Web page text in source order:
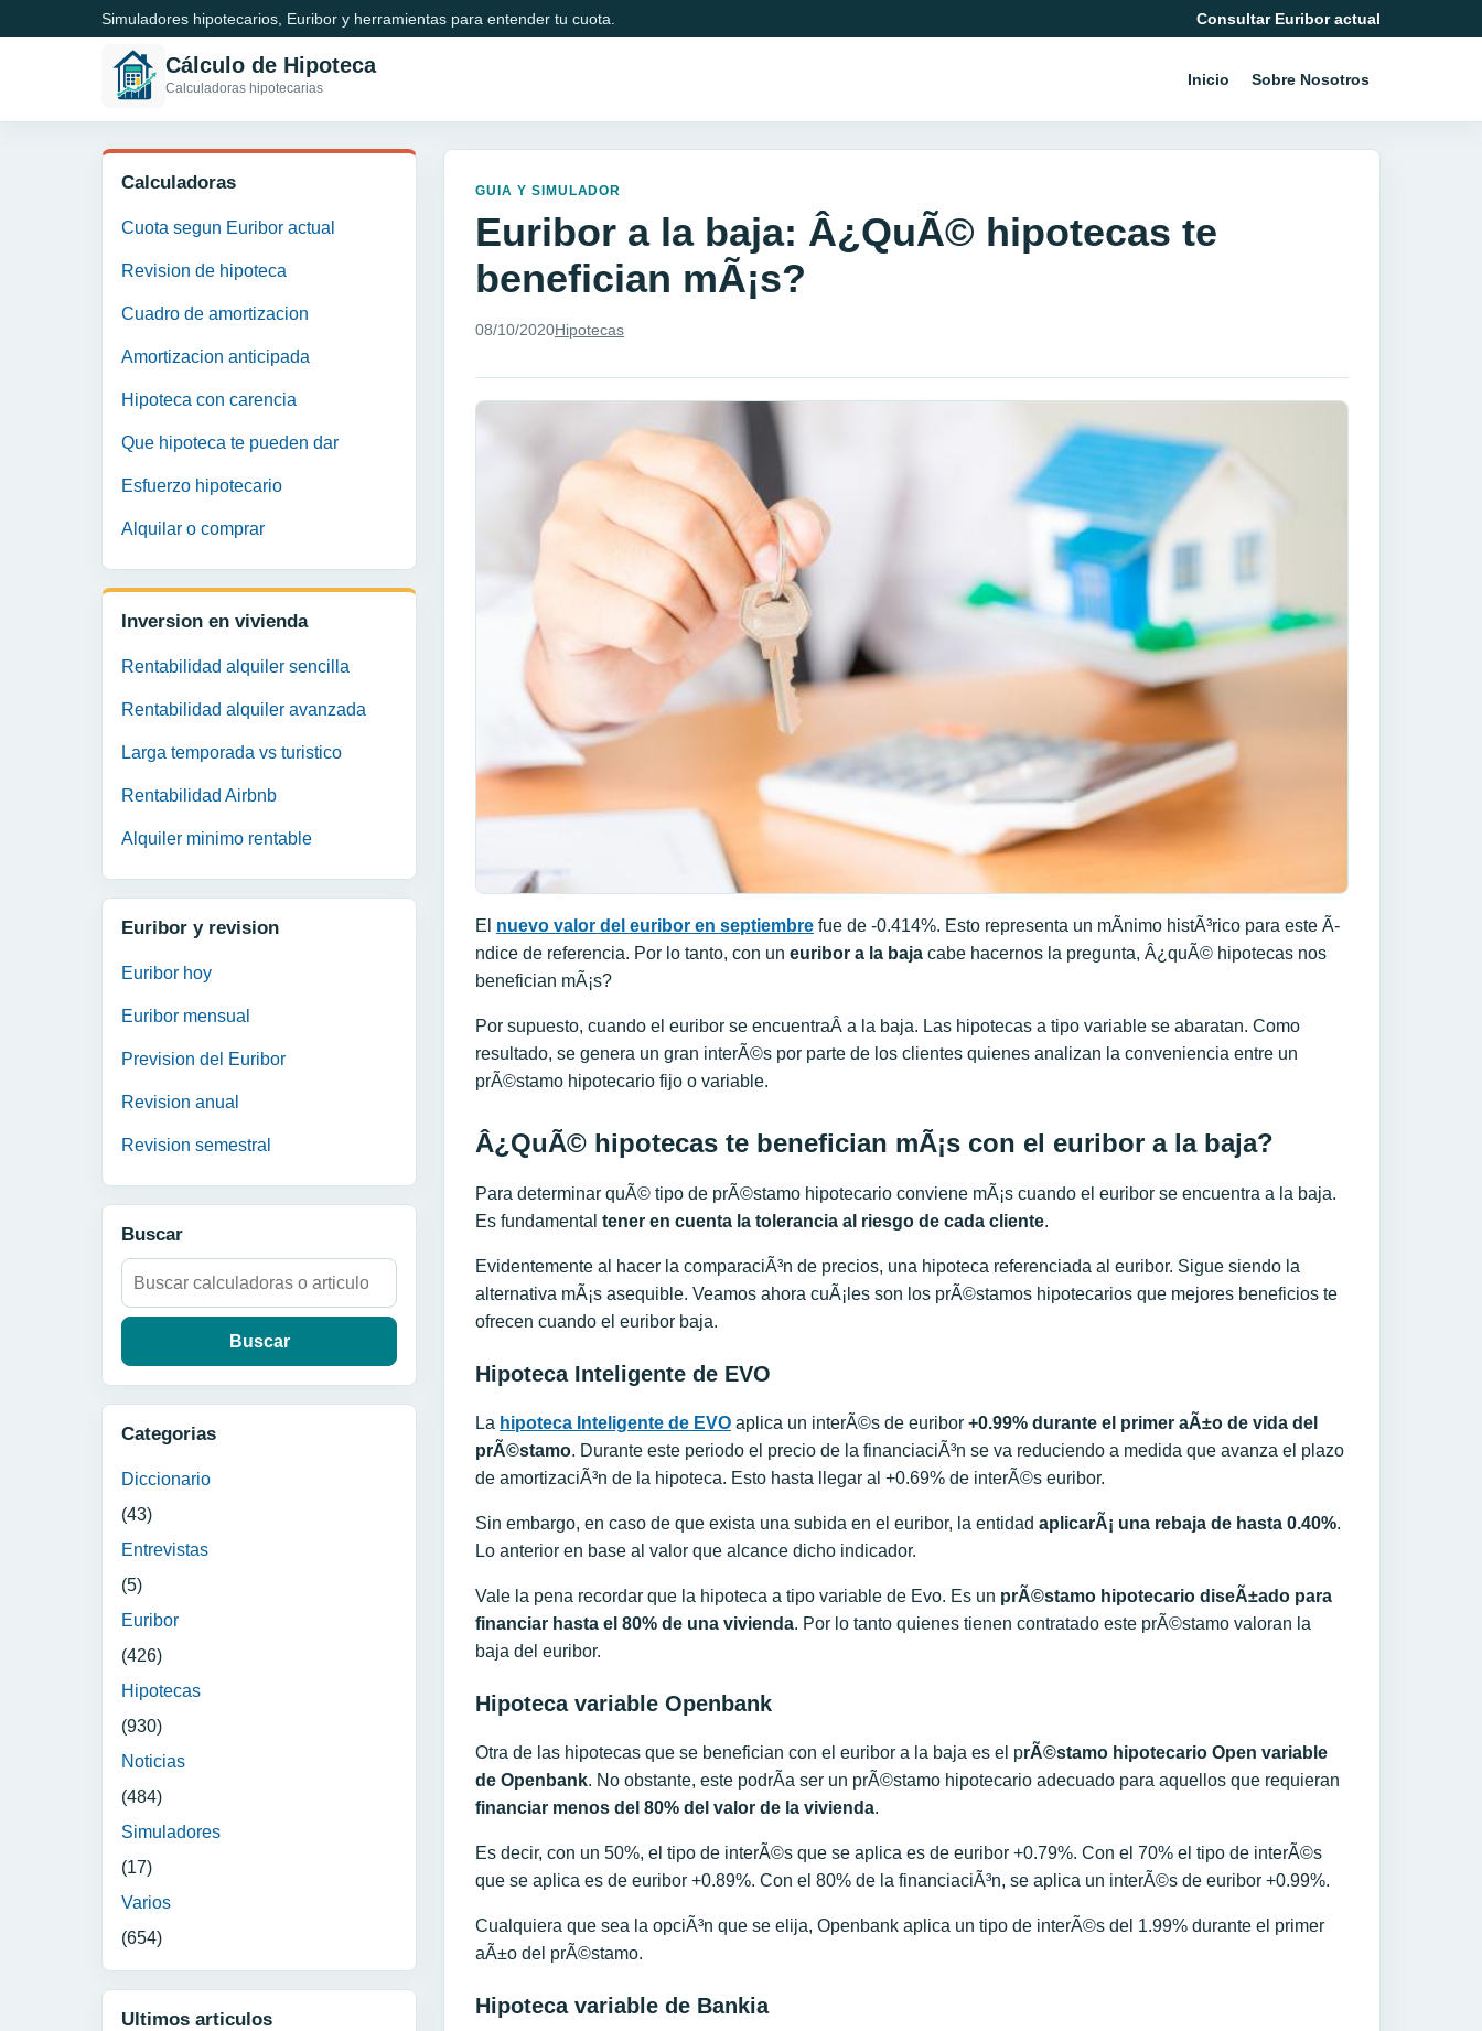
Simuladores hipotecarios, Euribor y herramientas para entender tu cuota. Consultar Euribor actual
Cálculo de Hipoteca
Calculadoras hipotecarias Inicio Sobre Nosotros
Calculadoras
Cuota segun Euribor actual
Revision de hipoteca
Cuadro de amortizacion
Amortizacion anticipada
Hipoteca con carencia
Que hipoteca te pueden dar
Esfuerzo hipotecario
Alquilar o comprar
Inversion en vivienda
Rentabilidad alquiler sencilla
Rentabilidad alquiler avanzada
Larga temporada vs turistico
Rentabilidad Airbnb
Alquiler minimo rentable
Euribor y revision
Euribor hoy
Euribor mensual
Prevision del Euribor
Revision anual
Revision semestral
Buscar
Buscar:
Categorias
Diccionario
(43)
Entrevistas
(5)
Euribor
(426)
Hipotecas
(930)
Noticias
(484)
Simuladores
(17)
Varios
(654)
Ultimos articulos
GUIA Y SIMULADOR
Euribor a la baja: Â¿QuÃ© hipotecas te
benefician mÃ¡s?
08/10/2020Hipotecas
El nuevo valor del euribor en septiembre fue de -0.414%. Esto representa un mÃ­nimo histÃ³rico para este Ã­
ndice de referencia. Por lo tanto, con un euribor a la baja cabe hacernos la pregunta, Â¿quÃ© hipotecas nos
benefician mÃ¡s?
Por supuesto, cuando el euribor se encuentraÂ a la baja. Las hipotecas a tipo variable se abaratan. Como
resultado, se genera un gran interÃ©s por parte de los clientes quienes analizan la conveniencia entre un
prÃ©stamo hipotecario fijo o variable.
Â¿QuÃ© hipotecas te benefician mÃ¡s con el euribor a la baja?
Para determinar quÃ© tipo de prÃ©stamo hipotecario conviene mÃ¡s cuando el euribor se encuentra a la baja.
Es fundamental tener en cuenta la tolerancia al riesgo de cada cliente.
Evidentemente al hacer la comparaciÃ³n de precios, una hipoteca referenciada al euribor. Sigue siendo la
alternativa mÃ¡s asequible. Veamos ahora cuÃ¡les son los prÃ©stamos hipotecarios que mejores beneficios te
ofrecen cuando el euribor baja.
Hipoteca Inteligente de EVO
La hipoteca Inteligente de EVO aplica un interÃ©s de euribor +0.99% durante el primer aÃ±o de vida del
prÃ©stamo. Durante este periodo el precio de la financiaciÃ³n se va reduciendo a medida que avanza el plazo
de amortizaciÃ³n de la hipoteca. Esto hasta llegar al +0.69% de interÃ©s euribor.
Sin embargo, en caso de que exista una subida en el euribor, la entidad aplicarÃ¡ una rebaja de hasta 0.40%.
Lo anterior en base al valor que alcance dicho indicador.
Vale la pena recordar que la hipoteca a tipo variable de Evo. Es un prÃ©stamo hipotecario diseÃ±ado para
financiar hasta el 80% de una vivienda. Por lo tanto quienes tienen contratado este prÃ©stamo valoran la
baja del euribor.
Hipoteca variable Openbank
Otra de las hipotecas que se benefician con el euribor a la baja es el prÃ©stamo hipotecario Open variable
de Openbank. No obstante, este podrÃ­a ser un prÃ©stamo hipotecario adecuado para aquellos que requieran
financiar menos del 80% del valor de la vivienda.
Es decir, con un 50%, el tipo de interÃ©s que se aplica es de euribor +0.79%. Con el 70% el tipo de interÃ©s
que se aplica es de euribor +0.89%. Con el 80% de la financiaciÃ³n, se aplica un interÃ©s de euribor +0.99%.
Cualquiera que sea la opciÃ³n que se elija, Openbank aplica un tipo de interÃ©s del 1.99% durante el primer
aÃ±o del prÃ©stamo.
Hipoteca variable de Bankia